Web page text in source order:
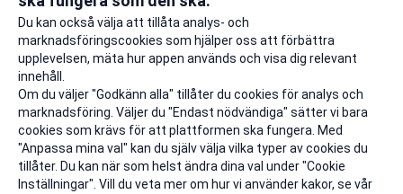
Till rabatten
Du kan också välja att tillåta analys- och
marknadsföringscookies som hjälper oss att förbättra
upplevelsen, mäta hur appen används och visa dig relevant
innehåll.
Om du väljer "Godkänn alla" tillåter du cookies för analys och
marknadsföring. Väljer du "Endast nödvändiga" sätter vi bara
cookies som krävs för att plattformen ska fungera. Med
"Anpassa mina val" kan du själv välja vilka typer av cookies du
tillåter. Du kan när som helst ändra dina val under "Cookie
Inställningar". Vill du veta mer om hur vi använder kakor, se vår